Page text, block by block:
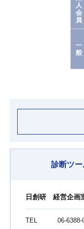
人
会
員
一
般
診断ツ
日創研 経営企画
TEL
06-6388-